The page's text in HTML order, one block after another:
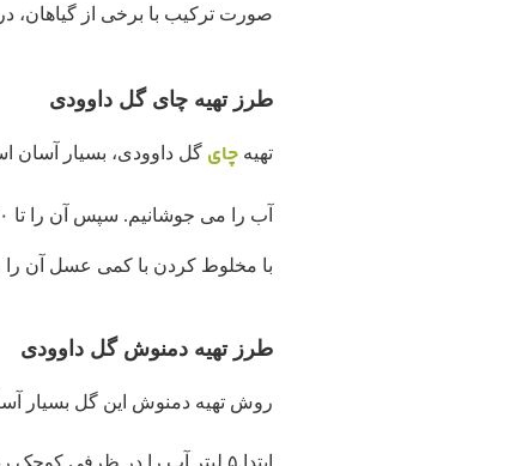
صورت ترکیب با برخی از گیاهان،
طرز تهیه چای گل داوودی
تهیهچای گل داوودی، بسیار آسان
با مخلوط کردن با کمی عسل آن را
طرز تهیه دمنوش گل داوودی
روش تهیه دمنوش این گل بسیار